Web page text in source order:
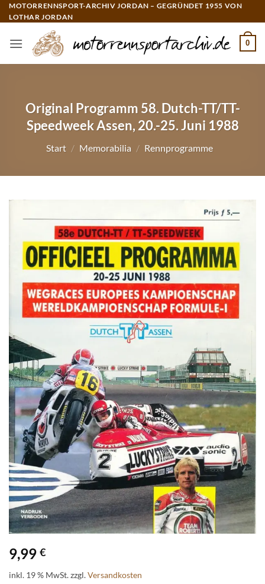
Zum
Inhalt
MOTORRENNSPORT-ARCHIV JORDAN – GEGRÜNDET 1955 VON
LOTHAR JORDAN
0
Original Programm 58. Dutch-TT/TT-
Speedweek Assen, 20.-25. Juni 1988
Start / Memorabilia / Rennprogramme
9,99 €
inkl. 19 % MwSt.zzgl.Versandkosten